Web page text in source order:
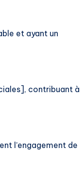
et ayant un
contribuant à
l’engagement de